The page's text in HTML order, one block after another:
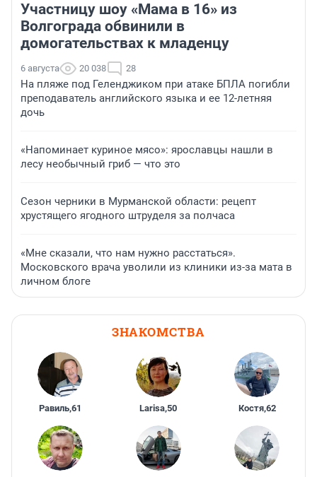
Участницу шоу «Мама в 16» из
Волгограда обвинили в
домогательствах к младенцу
6 августа 20 038 28
На пляже под Геленджиком при атаке БПЛА погибли
преподаватель английского языка и ее 12-летняя
дочь
«Напоминает куриное мясо»: ярославцы нашли в
лесу необычный гриб — что это
Сезон черники в Мурманской области: рецепт
хрустящего ягодного штруделя за полчаса
«Мне сказали, что нам нужно расстаться».
Московского врача уволили из клиники из-за мата в
личном блоге
ЗНАКОМСТВА
Равиль,61 Larisa,50 Костя,62